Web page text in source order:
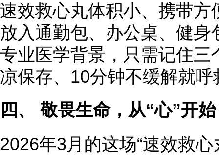
速效救心丸体积小、携带
放入通勤包、办公桌、健
专业医学背景，只需记住
凉保存、10分钟不缓解就呼
四、 敬畏生命，从“心”开始
2026年3月的这场“速效救